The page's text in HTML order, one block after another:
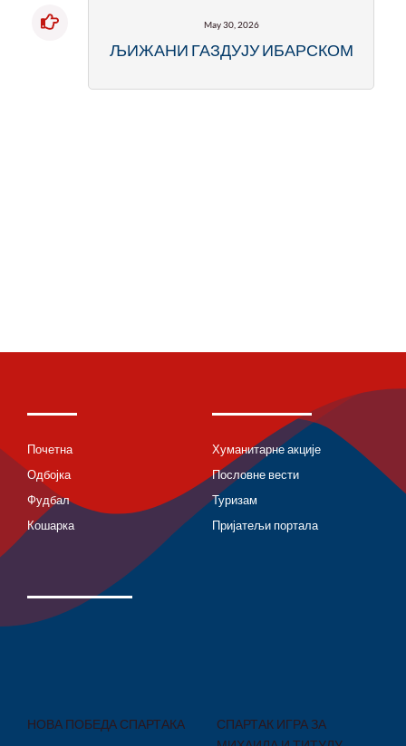
May 30, 2026
ЉИЖАНИ ГАЗДУЈУ ИБАРСКОМ
Почетна
Одбојка
Фудбал
Кошарка
Хуманитарне акције
Пословне вести
Туризам
Пријатељи портала
НОВА ПОБЕДА СПАРТАКА
СПАРТАК ИГРА ЗА